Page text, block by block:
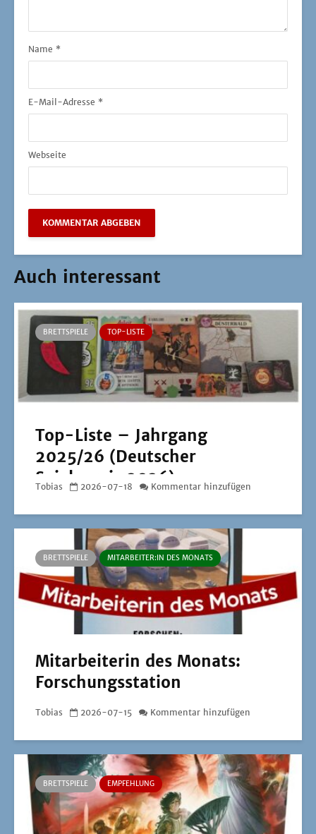
Name *
E-Mail-Adresse *
Webseite
Auch interessant
BRETTSPIELE TOP-LISTE
Top-Liste – Jahrgang
2025/26 (Deutscher
Spielepreis 2026)
Tobias 2026-07-18 Kommentar hinzufügen
BRETTSPIELE MITARBEITER:IN DES MONATS
Mitarbeiterin des Monats:
Forschungsstation
Tobias 2026-07-15 Kommentar hinzufügen
BRETTSPIELE EMPFEHLUNG